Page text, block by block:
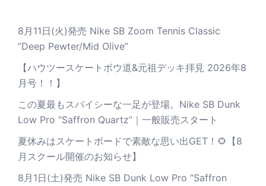
8月11日(火)発売 Nike SB Zoom Tennis Classic
”Deep Pewter/Mid Olive”
【ハウツースケートボウ道&元祖デッキ拝見 2026年8
月号！！】
この夏最もスパイシーな一足が登場。Nike SB Dunk
Low Pro “Saffron Quartz”｜一般販売スタート
夏休みはスケートボードで素敵な思い出GET！🌻【8
月スクール開催のお知らせ】
8月1日(土)発売 Nike SB Dunk Low Pro “Saffron